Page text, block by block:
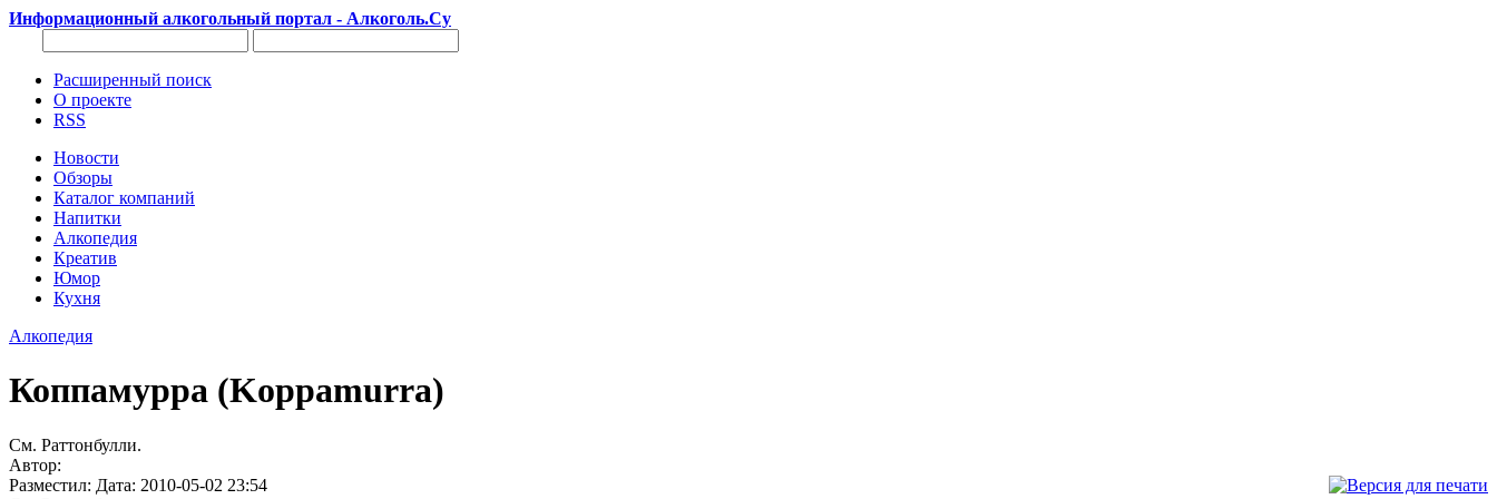
Информационный алкогольный портал - Алкоголь.Су
Расширенный поиск
О проекте
RSS
Новости
Обзоры
Каталог компаний
Напитки
Алкопедия
Креатив
Юмор
Кухня
Алкопедия
Коппамурра (Koppamurra)
См. Раттонбулли.
Автор:
Разместил: Дата: 2010-05-02 23:54